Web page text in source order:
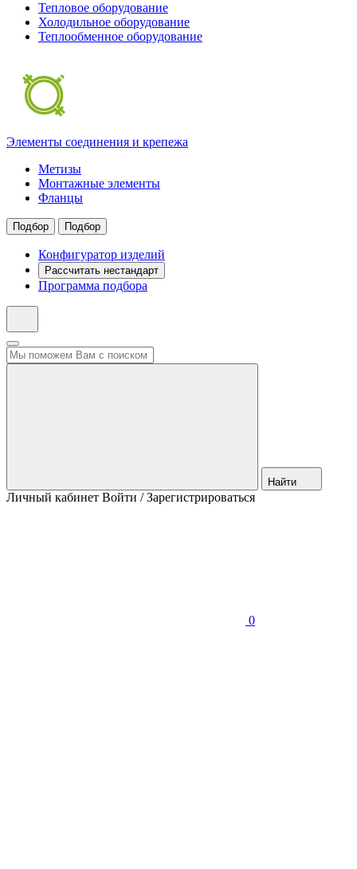
Тепловое оборудование
Холодильное оборудование
Теплообменное оборудование
Элементы соединения и крепежа
Метизы
Монтажные элементы
Фланцы
Подбор Подбор
Конфигуратор изделий
Рассчитать нестандарт
Программа подбора
Найти
Личный кабинет Войти / Зарегистрироваться
0